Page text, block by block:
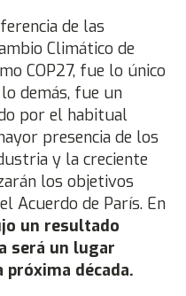
de las
Climático de
COP27, fue lo único
demás, fue un
por el habitual
presencia de los
y la creciente
los objetivos
Acuerdo de París. En
un resultado
será un lugar
próxima década.